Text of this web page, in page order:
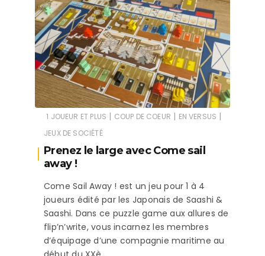
1 JOUEUR ET PLUS | COUP DE COEUR | EN VERSUS |
JEUX DE SOCIÉTÉ
Prenez le large avec Come sail
away !
Come Sail Away ! est un jeu pour 1 à 4
joueurs édité par les Japonais de Saashi &
Saashi. Dans ce puzzle game aux allures de
flip’n’write, vous incarnez les membres
d’équipage d’une compagnie maritime au